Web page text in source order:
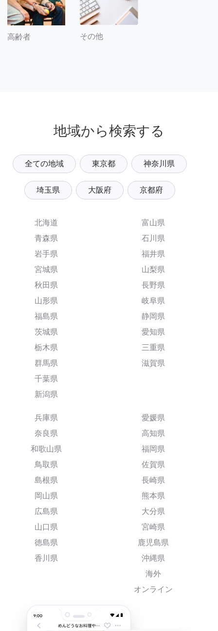
高齢者 その他
地域から検索する
全ての地域 東京都 神奈川県
埼玉県 大阪府 京都府
北海道
青森県
岩手県
宮城県
秋田県
山形県
福島県
茨城県
栃木県
群馬県
千葉県
新潟県
富山県
石川県
福井県
山梨県
長野県
岐阜県
静岡県
愛知県
三重県
滋賀県
兵庫県
奈良県
和歌山県
鳥取県
島根県
岡山県
広島県
山口県
徳島県
香川県
愛媛県
高知県
福岡県
佐賀県
長崎県
熊本県
大分県
宮崎県
鹿児島県
沖縄県
海外
オンライン